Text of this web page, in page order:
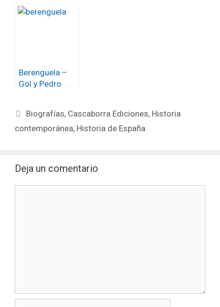
Cantabria
Berenguela –
Gol y Pedro
Viñetas
Etiquetas
Biografías, Cascaborra Ediciones, Historia
contemporánea, Historia de España
Deja un comentario